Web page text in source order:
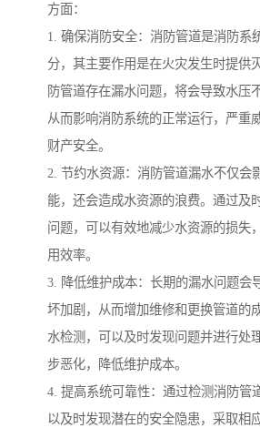
方面：
1. 确保消防安全：消防管道是消防系
分，其主要作用是在火灾发生时提供
防管道存在漏水问题，将会导致水压
从而影响消防系统的正常运行，严重
财产安全。
2. 节约水资源：消防管道漏水不仅会
能，还会造成水资源的浪费。通过及
问题，可以有效地减少水资源的损失
用效率。
3. 降低维护成本：长期的漏水问题会
坏加剧，从而增加维修和更换管道的
水检测，可以及时发现问题并进行处
步恶化，降低维护成本。
4. 提高系统可靠性：通过检测消防管
以及时发现潜在的安全隐患，采取相